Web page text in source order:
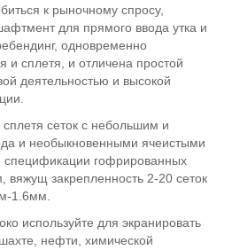
к рыночному спросу,
для прямого ввода утка и
одновременно
и сплетя, и отличена простой
деятельностью и высокой
сеток с небольшим и
и необыкновенными ячеистыми
спецификации гофрированных
закрепленность 2-20 сеток
1.6мм.
используйте для экранировать
нефти, химической